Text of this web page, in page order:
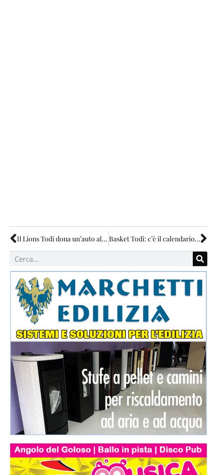
Il Lions Todi dona un’auto al Distretto sanitario Basket Todi: c’è il calendario, c’è anche Alcini, manca solo l’ingaggio di un centrale